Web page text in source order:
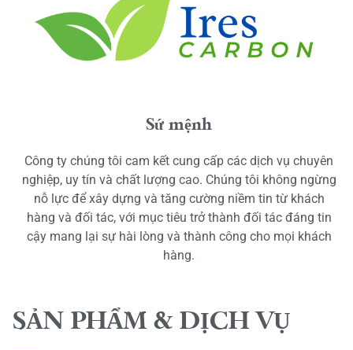
Sứ mệnh
Công ty chúng tôi cam kết cung cấp các dịch vụ chuyên
nghiệp, uy tín và chất lượng cao. Chúng tôi không ngừng
nỗ lực để xây dựng và tăng cường niềm tin từ khách
hàng và đối tác, với mục tiêu trở thành đối tác đáng tin
cậy mang lại sự hài lòng và thành công cho mọi khách
hàng.
SẢN PHẨM & DỊCH VỤ